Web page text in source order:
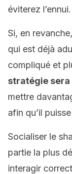
éviterez l’ennui.
Si, en
qui est déjà
compliqué et
stratégie sera
mettre
afin qu’il
Socialiser le
partie la plus
interagir